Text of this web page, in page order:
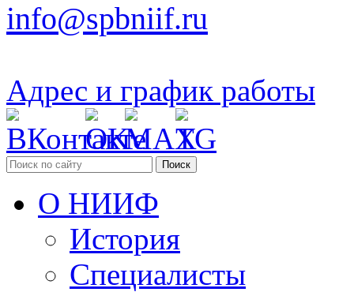
info@spbniif.ru
Адрес и график работы
Поиск
О НИИФ
История
Специалисты